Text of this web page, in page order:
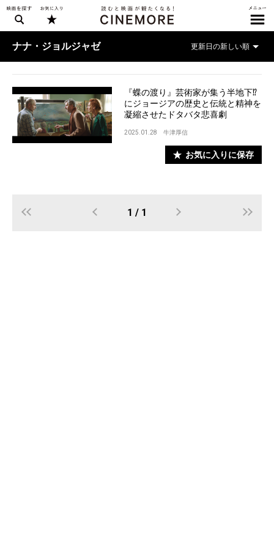
ナナ・ジョルジャゼ
『蝶の渡り』芸術家が集う半地下⁉︎
にジョージアの歴史と伝統と精神を
凝縮させたドタバタ悲喜劇
2025.01.28 牛津厚信
お気に入りに保存
1 / 1